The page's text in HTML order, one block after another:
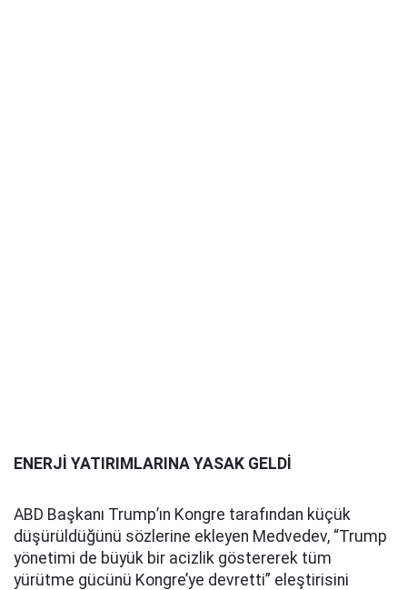
ENERJİ YATIRIMLARINA YASAK GELDİ
ABD Başkanı Trump’ın Kongre tarafından küçük
düşürüldüğünü sözlerine ekleyen Medvedev, “Trump
yönetimi de büyük bir acizlik göstererek tüm
yürütme gücünü Kongre’ye devretti” eleştirisini